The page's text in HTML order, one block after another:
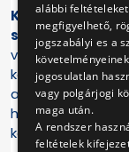
Kérjük, hogy a
szíveskedjen
valamint követni
kéréseit. A
az utazásból
hatósági eljárást
alábbi
megfigyelhető,
jogszabályi es a
jogosulatlan
vagy polgárjogi
maga után.
A rendszer
feltételek